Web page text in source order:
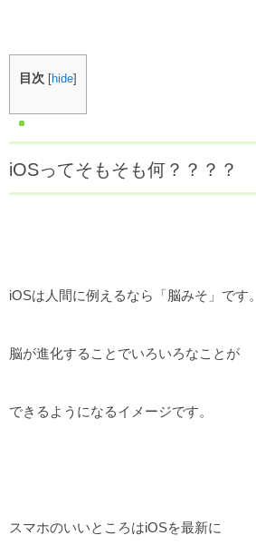
目次 [hide]
iOSってそもそも何？？？？
iOSは人間に例えるなら「脳みそ」です。
脳が進化することでいろいろなことが
できるようになるイメージです。
スマホのいいところはiOSを最新に